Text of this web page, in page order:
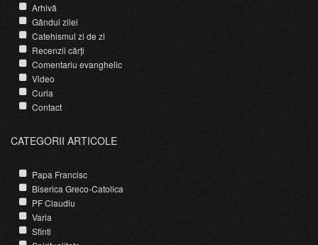
Arhivă
Gândul zilei
Catehismul zi de zi
Recenzii cărți
Comentariu evanghelic
Video
Curia
Contact
CATEGORII ARTICOLE
Papa Francisc
Biserica Greco-Catolica
PF Claudiu
Varia
Sfinti